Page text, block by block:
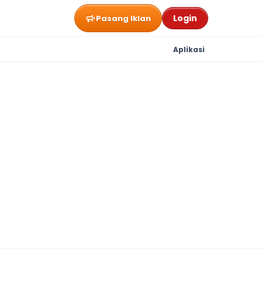
Pasang Iklan Login
Aplikasi